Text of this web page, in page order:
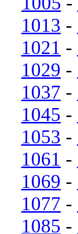
1013 -
1021 -
1029 -
1037 -
1045 -
1053 -
1061 -
1069 -
1077 -
1085 -